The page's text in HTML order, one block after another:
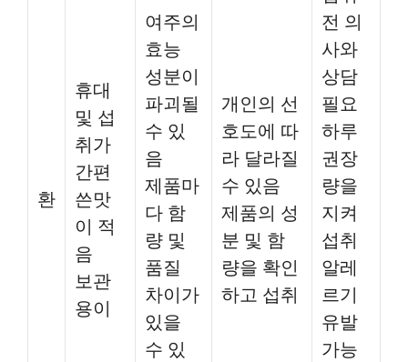
환
휴대
및 섭
취가
간편
쓴맛
이 적
음
보관
용이
여주의
효능
성분이
파괴될
수 있
음
제품마
다 함
량 및
품질
차이가
있을
수 있
개인의 선
호도에 따
라 달라질
수 있음
제품의 성
분 및 함
량을 확인
하고 섭취
전 의
사와
상담
필요
하루
권장
량을
지켜
섭취
알레
르기
유발
가능